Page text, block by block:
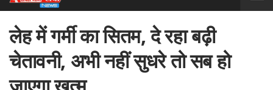
लेह में गर्मी का सितम, दे रहा बढ़ी
चेतावनी, अभी नहीं सुधरे तो सब हो